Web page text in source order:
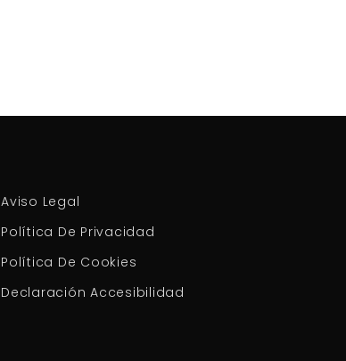
Aviso Legal
Política De Privacidad
Política De Cookies
Declaración Accesibilidad